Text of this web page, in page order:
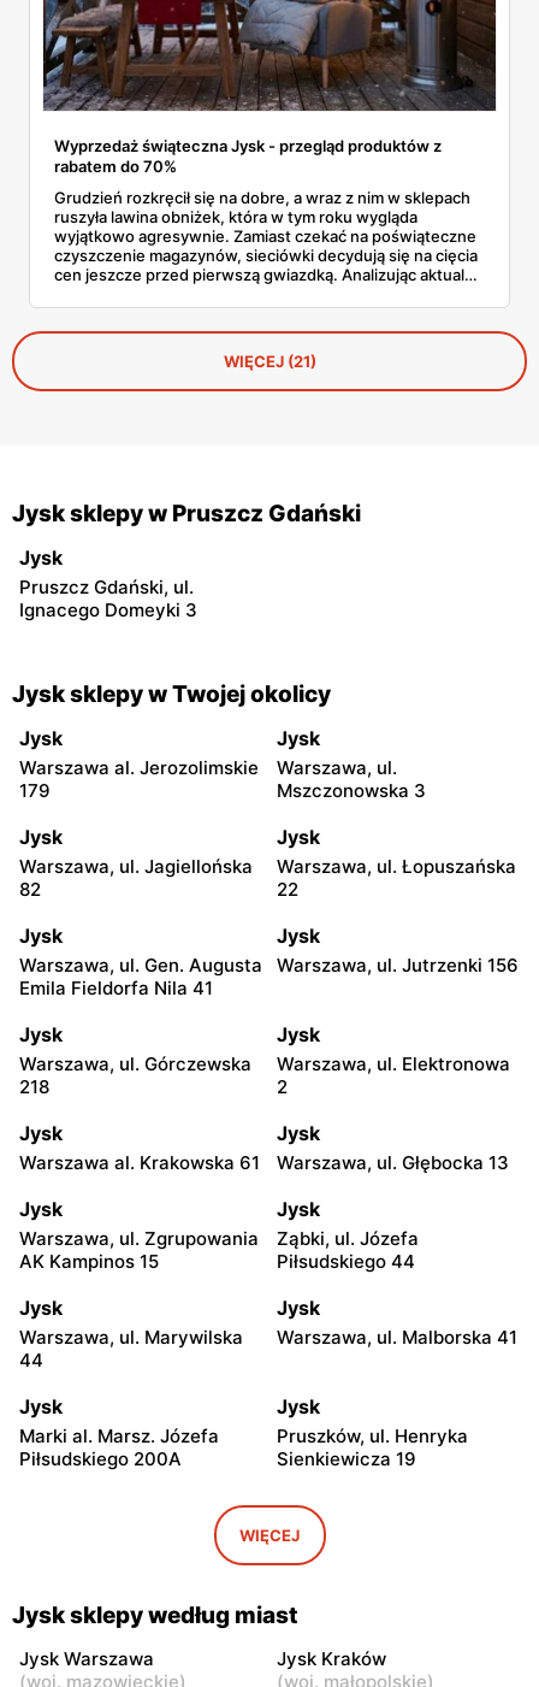
Wyprzedaż świąteczna Jysk - przegląd produktów z
rabatem do 70%
Grudzień rozkręcił się na dobre, a wraz z nim w sklepach
ruszyła lawina obniżek, która w tym roku wygląda
wyjątkowo agresywnie. Zamiast czekać na poświąteczne
czyszczenie magazynów, sieciówki decydują się na cięcia
cen jeszcze przed pierwszą gwiazdką. Analizując aktualne
oferując produkty z rabatami sięgającymi głębokich
kilkudziesięciu procent. To doskonały moment, by
uzupełnić braki w dekoracjach lub wymienić wysłużony
materac, nie rujnując przy tym domowego budżetu tuż
przed wizytą gości.
WIĘCEJ (21)
Jysk sklepy w Pruszcz Gdański
Jysk
Pruszcz Gdański, ul.
Ignacego Domeyki 3
Jysk sklepy w Twojej okolicy
Jysk
Warszawa al. Jerozolimskie
179
Jysk
Warszawa, ul.
Mszczonowska 3
Jysk
Warszawa, ul. Jagiellońska
82
Jysk
Warszawa, ul. Łopuszańska
22
Jysk
Warszawa, ul. Gen. Augusta
Emila Fieldorfa Nila 41
Jysk
Warszawa, ul. Jutrzenki 156
Jysk
Warszawa, ul. Górczewska
218
Jysk
Warszawa, ul. Elektronowa
2
Jysk
Warszawa al. Krakowska 61
Jysk
Warszawa, ul. Głębocka 13
Jysk
Warszawa, ul. Zgrupowania
AK Kampinos 15
Jysk
Ząbki, ul. Józefa
Piłsudskiego 44
Jysk
Warszawa, ul. Marywilska
44
Jysk
Warszawa, ul. Malborska 41
Jysk
Marki al. Marsz. Józefa
Piłsudskiego 200A
Jysk
Pruszków, ul. Henryka
Sienkiewicza 19
Stara Iwiczna, ul. Nowa 4
Jysk
Wołomin, ul. Geodetów 2
Podkowa Leśna, ul. Gołębia
26
Łubna, ul. Łubna 69
Jysk Jysk
WIĘCEJ
Jysk sklepy według miast
Jysk Warszawa
(woj. mazowieckie)
Jysk Kraków
(woj. małopolskie)